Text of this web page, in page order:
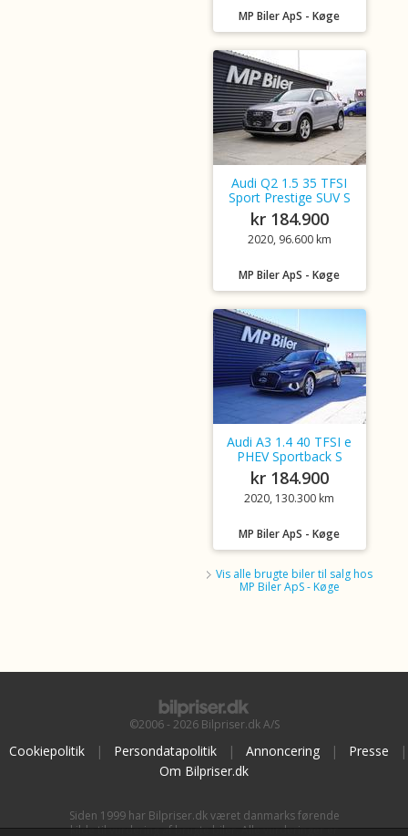
MP Biler ApS - Køge
Audi Q2 1.5 35 TFSI
Sport Prestige SUV S
kr 184.900
2020, 96.600 km
MP Biler ApS - Køge
Audi A3 1.4 40 TFSI e
PHEV Sportback S
kr 184.900
2020, 130.300 km
MP Biler ApS - Køge
Vis alle brugte biler til salg hos
MP Biler ApS - Køge
©2006 - 2026 Bilpriser.dk A/S
Cookiepolitik | Persondatapolitik | Annoncering | Presse
|
Om Bilpriser.dk
Siden 1999 har Bilpriser.dk været danmarks førende
kilde til vurdering af brugte biler. Alle vurderinger er